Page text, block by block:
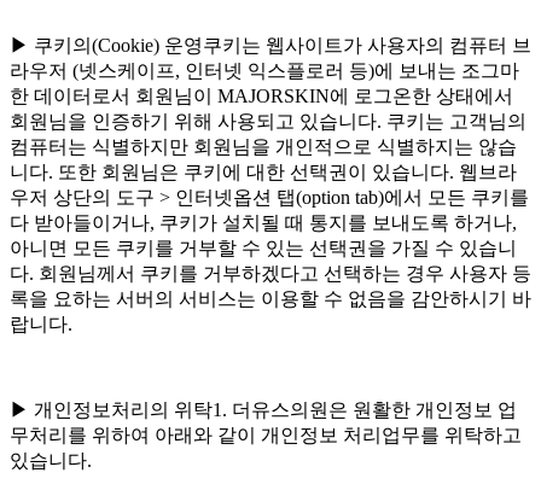
▶ 쿠키의(Cookie) 운영쿠키는 웹사이트가 사용자의 컴퓨터 브
라우저 (넷스케이프, 인터넷 익스플로러 등)에 보내는 조그마
한 데이터로서 회원님이 MAJORSKIN에 로그온한 상태에서
회원님을 인증하기 위해 사용되고 있습니다. 쿠키는 고객님의
컴퓨터는 식별하지만 회원님을 개인적으로 식별하지는 않습
니다. 또한 회원님은 쿠키에 대한 선택권이 있습니다. 웹브라
우저 상단의 도구 > 인터넷옵션 탭(option tab)에서 모든 쿠키를
다 받아들이거나, 쿠키가 설치될 때 통지를 보내도록 하거나,
아니면 모든 쿠키를 거부할 수 있는 선택권을 가질 수 있습니
다. 회원님께서 쿠키를 거부하겠다고 선택하는 경우 사용자 등
록을 요하는 서버의 서비스는 이용할 수 없음을 감안하시기 바
랍니다.
▶ 개인정보처리의 위탁1. 더유스의원은 원활한 개인정보 업
무처리를 위하여 아래와 같이 개인정보 처리업무를 위탁하고
있습니다.